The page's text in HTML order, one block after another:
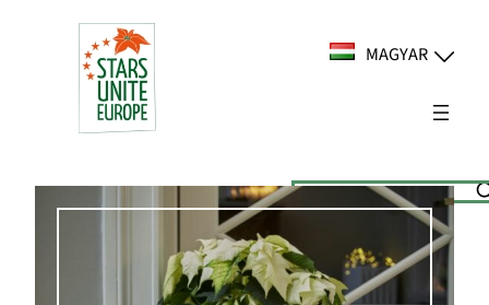
tartalomhoz
MAGYAR
Suchen